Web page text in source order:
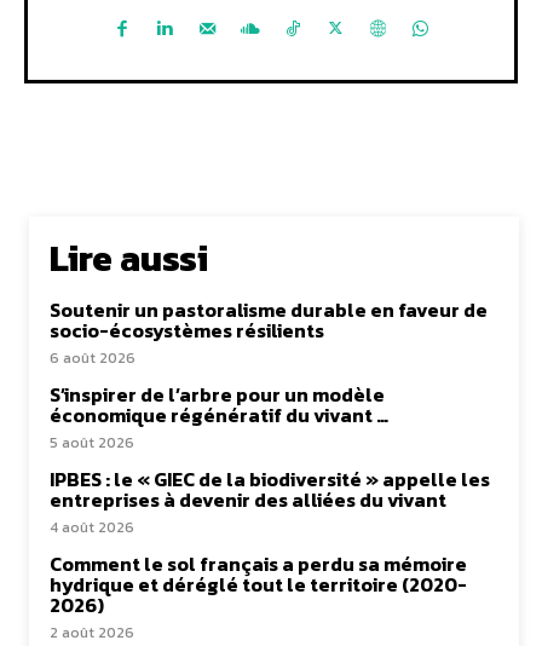
Lire aussi
Soutenir un pastoralisme durable en faveur de
socio-écosystèmes résilients
6 août 2026
S’inspirer de l’arbre pour un modèle
économique régénératif du vivant …
5 août 2026
IPBES : le « GIEC de la biodiversité » appelle les
entreprises à devenir des alliées du vivant
4 août 2026
Comment le sol français a perdu sa mémoire
hydrique et déréglé tout le territoire (2020-
2026)
2 août 2026